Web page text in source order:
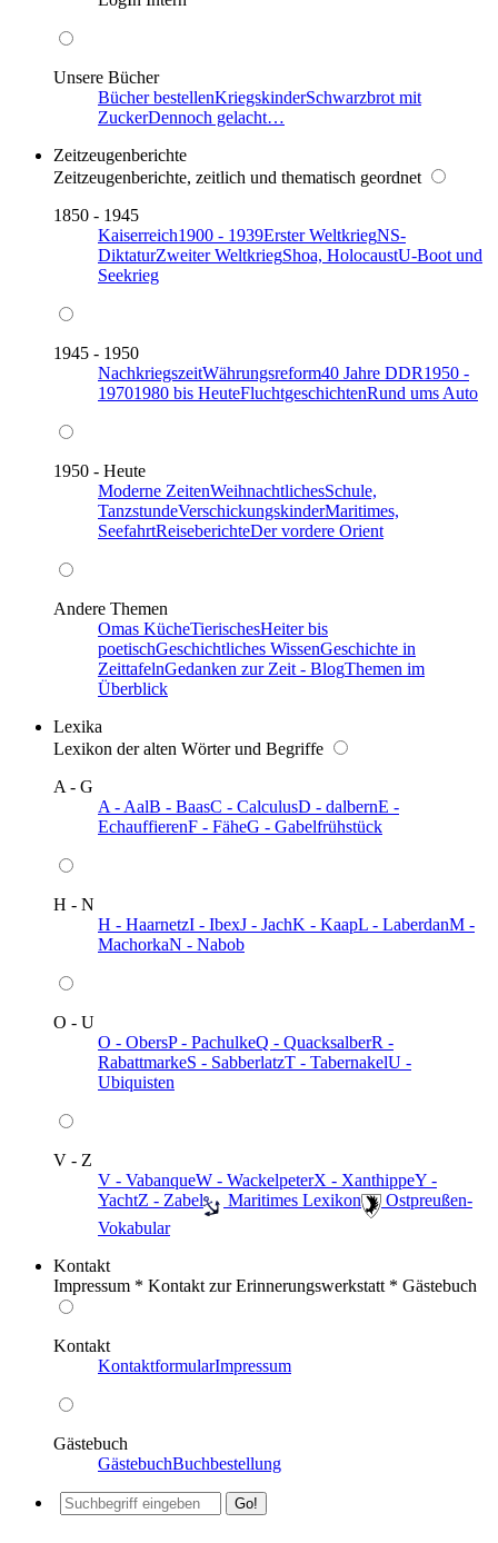
Unsere Bücher
Bücher bestellenKriegskinderSchwarzbrot mit
ZuckerDennoch gelacht…
Zeitzeugenberichte
Zeitzeugenberichte, zeitlich und thematisch geordnet
1850 - 1945
Kaiserreich1900 - 1939Erster WeltkriegNS-
DiktaturZweiter WeltkriegShoa, HolocaustU-Boot und
Seekrieg
1945 - 1950
NachkriegszeitWährungsreform40 Jahre DDR1950 -
19701980 bis HeuteFluchtgeschichtenRund ums Auto
1950 - Heute
Moderne ZeitenWeihnachtlichesSchule,
TanzstundeVerschickungskinderMaritimes,
SeefahrtReiseberichteDer vordere Orient
Andere Themen
Omas KücheTierischesHeiter bis
poetischGeschichtliches WissenGeschichte in
ZeittafelnGedanken zur Zeit - BlogThemen im
Überblick
Lexika
Lexikon der alten Wörter und Begriffe
A - G
A - AalB - BaasC - CalculusD - dalbernE -
EchauffierenF - FäheG - Gabelfrühstück
H - N
H - HaarnetzI - IbexJ - JachK - KaapL - LaberdanM -
MachorkaN - Nabob
O - U
O - ObersP - PachulkeQ - QuacksalberR -
RabattmarkeS - SabberlatzT - TabernakelU -
Ubiquisten
V - Z
V - VabanqueW - WackelpeterX - XanthippeY -
YachtZ - Zabel ️ Maritimes Lexikon
️ Ostpreußen-
Vokabular
Kontakt
Impressum * Kontakt zur Erinnerungswerkstatt * Gästebuch
Kontakt
KontaktformularImpressum
Gästebuch
GästebuchBuchbestellung